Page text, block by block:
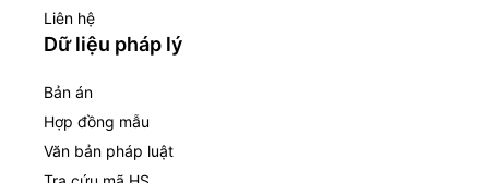
Liên hệ
Dữ liệu pháp lý
Bản án
Hợp đồng mẫu
Văn bản pháp luật